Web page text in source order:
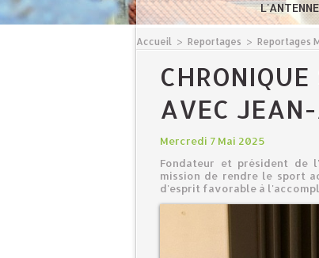
Accueil > Reportages > Reportages
AVEC
Mercredi 7 Mai 2025
Fondateur et président de
mission de rendre le sport
d'esprit favorable à